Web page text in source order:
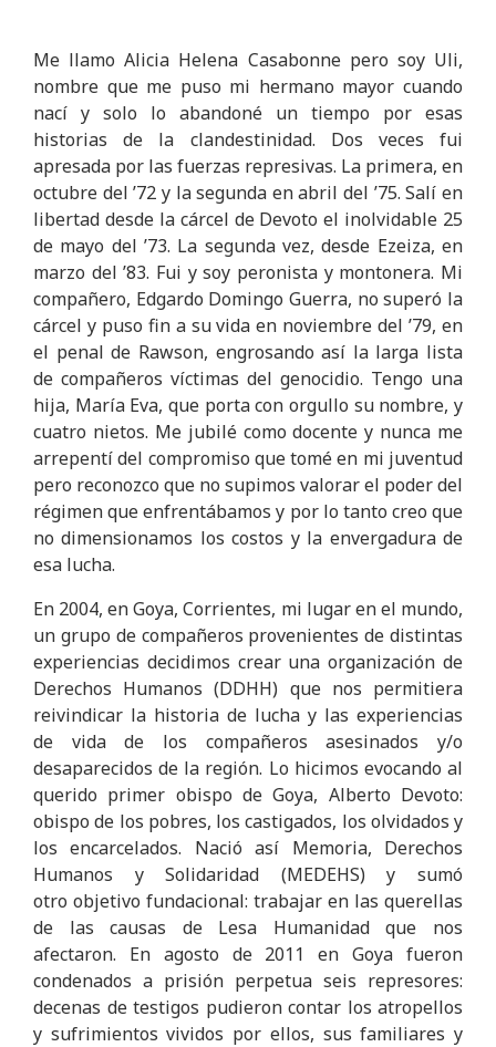
Me llamo Alicia Helena Casabonne pero soy Uli,
nombre que me puso mi hermano mayor cuando
nací y solo lo abandoné un tiempo por esas
historias de la clandestinidad. Dos veces fui
apresada por las fuerzas represivas. La primera, en
octubre del ’72 y la segunda en abril del ’75. Salí en
libertad desde la cárcel de Devoto el inolvidable 25
de mayo del ’73. La segunda vez, desde Ezeiza, en
marzo del ’83. Fui y soy peronista y montonera. Mi
compañero, Edgardo Domingo Guerra, no superó la
cárcel y puso fin a su vida en noviembre del ’79, en
el penal de Rawson, engrosando así la larga lista
de compañeros víctimas del genocidio. Tengo una
hija, María Eva, que porta con orgullo su nombre, y
cuatro nietos. Me jubilé como docente y nunca me
arrepentí del compromiso que tomé en mi juventud
pero reconozco que no supimos valorar el poder del
régimen que enfrentábamos y por lo tanto creo que
no dimensionamos los costos y la envergadura de
esa lucha.
En 2004, en Goya, Corrientes, mi lugar en el mundo,
un grupo de compañeros provenientes de distintas
experiencias decidimos crear una organización de
Derechos Humanos (DDHH) que nos permitiera
reivindicar la historia de lucha y las experiencias
de vida de los compañeros asesinados y/o
desaparecidos de la región. Lo hicimos evocando al
querido primer obispo de Goya, Alberto Devoto:
obispo de los pobres, los castigados, los olvidados y
los encarcelados. Nació así Memoria, Derechos
Humanos y Solidaridad (MEDEHS) y sumó
otro objetivo fundacional: trabajar en las querellas
de las causas de Lesa Humanidad que nos
afectaron. En agosto de 2011 en Goya fueron
condenados a prisión perpetua seis represores:
decenas de testigos pudieron contar los atropellos
y sufrimientos vividos por ellos, sus familiares y